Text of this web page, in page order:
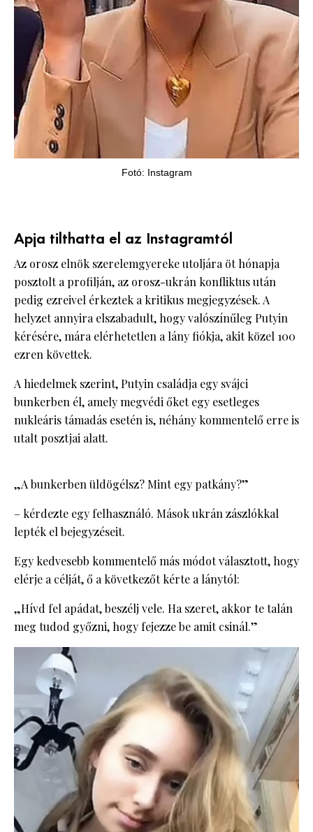
Fotó: Instagram
Apja tilthatta el az Instagramtól
Az orosz elnök szerelemgyereke utoljára öt hónapja
posztolt a profilján, az orosz-ukrán konfliktus után
pedig ezreivel érkeztek a kritikus megjegyzések. A
helyzet annyira elszabadult, hogy valószínűleg Putyin
kérésére, mára elérhetetlen a lány fiókja, akit közel 100
ezren követtek.
A hiedelmek szerint, Putyin családja egy svájci
bunkerben él, amely megvédi őket egy esetleges
nukleáris támadás esetén is, néhány kommentelő erre is
utalt posztjai alatt.
„A bunkerben üldögélsz? Mint egy patkány?”
– kérdezte egy felhasználó. Mások ukrán zászlókkal
lepték el bejegyzéseit.
Egy kedvesebb kommentelő más módot választott, hogy
elérje a célját, ő a következőt kérte a lánytól:
„Hívd fel apádat, beszélj vele. Ha szeret, akkor te talán
meg tudod győzni, hogy fejezze be amit csinál.”